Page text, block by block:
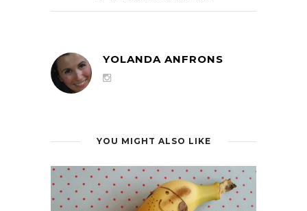
YOLANDA ANFRONS
YOU MIGHT ALSO LIKE